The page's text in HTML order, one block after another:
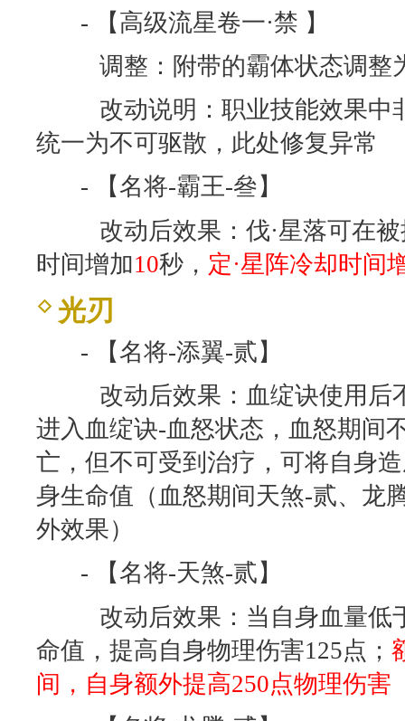
- 【高级流星卷一·禁 】
调整：附带的霸体状态调整
改动说明：职业技能效果中
统一为不可驱散，此处修复异常
- 【名将-霸王-叄】
改动后效果：伐·星落可在被
时间增加10秒， 定·星阵冷却时间
光刃
- 【名将-添翼-贰】
改动后效果：血绽诀使用后
进入血绽诀-血怒状态，血怒期间
亡，但不可受到治疗，可将自身
身生命值（血怒期间天煞-贰、龙
外效果）
- 【名将-天煞-贰】
改动后效果：当自身血量低
命值，提高自身物理伤害125点；
间，自身额外提高250点物理伤害